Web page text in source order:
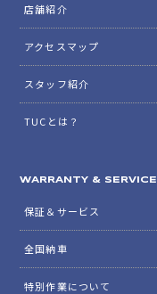
店舗紹介
アクセスマップ
スタッフ紹介
TUCとは？
WARRANTY & SERVICE
保証＆サービス
全国納車
特別作業について